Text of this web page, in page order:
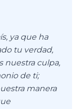
ya que ha
tu verdad,
nuestra culpa,
de ti;
manera